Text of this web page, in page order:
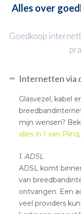
Alles over
Goedkoop
Internetten via
Glasvezel, kabel
mijn wensen?
alles in 1 van Plinq.
1. ADSL
ADSL komt
van
ontvangen. Een
veel providers